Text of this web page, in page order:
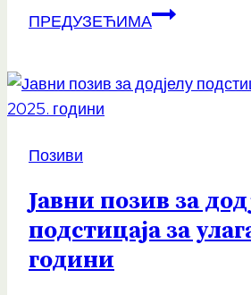
ПРЕДУЗЕЋИМА
Позиви
Јавни позив за
подстицаја за
години